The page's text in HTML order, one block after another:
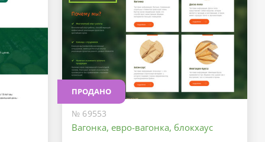
ПРОДАНО
№ 69553
Вагонка, евро-вагонка, блокхаус